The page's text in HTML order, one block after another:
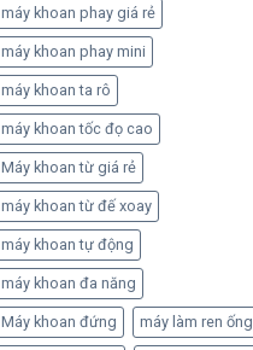
máy khoan phay giá rẻ
máy khoan phay mini
máy khoan ta rô
máy khoan tốc đọ cao
Máy khoan từ giá rẻ
máy khoan từ đế xoay
máy khoan tự động
máy khoan đa năng
Máy khoan đứng máy làm ren ống